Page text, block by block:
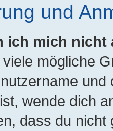
und
ich mich nicht
mögliche
wende dich
dass du